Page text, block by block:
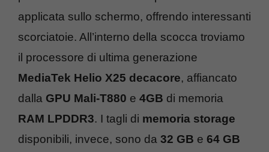
applicata sullo schermo, offrendo interessanti
scorciatoie. All’interno della scocca troviamo
il processore di ultima generazione
MediaTek Helio X25 decacore, affiancato
dalla GPU Mali-T880 e 4GB di memoria
RAM LPDDR3. I tagli di memoria storage
disponibili, invece, sono da 32 GB e 64 GB